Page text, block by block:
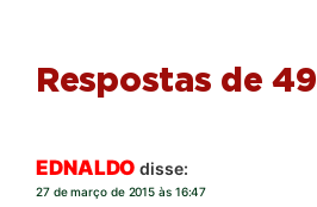
Respostas de 49
EDNALDO disse:
27 de março de 2015 às 16:47